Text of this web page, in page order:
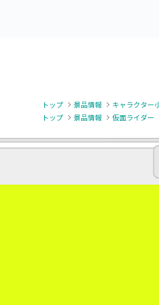
トップ 景品情報 キャラクター
トップ
景品情報 仮面ライダー